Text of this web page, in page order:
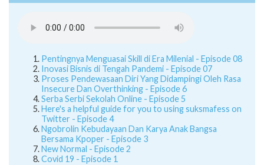
Pentingnya Menguasai Skill di Era Milenial - Episode 08
Inovasi Bisnis di Tengah Pandemi - Episode 07
Proses Pendewasaan Diri Yang Didampingi Oleh Rasa
Insecure Dan Overthinking - Episode 6
Serba Serbi Sekolah Online - Episode 5
Here's a helpful guide for you to using suksmafess on
Twitter - Episode 4
Ngobrolin Kebudayaan Dan Karya Anak Bangsa
Bersama Kpoper - Episode 3
New Normal - Episode 2
Covid 19 - Episode 1